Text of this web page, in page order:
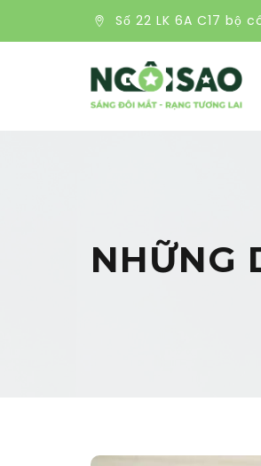
Số 22 LK 6A C17 bộ
NHỮNG